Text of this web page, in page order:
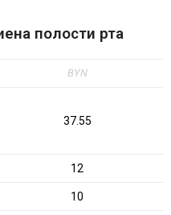
полости рта
BYN
37.55
12
10